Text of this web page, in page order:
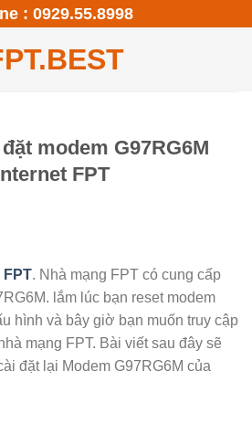
: 0929.55.8998
modem G97RG6M
FPT
FPT. Nhà mạng FPT có cung cấp
lắm lúc bạn reset modem
hình và bây giờ bạn muốn truy cập
mạng FPT. Bài viết sau đây sẽ
đặt lại Modem G97RG6M của